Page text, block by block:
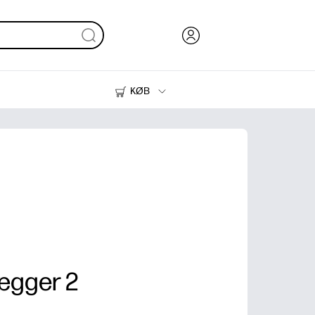
KØB
Printere
2